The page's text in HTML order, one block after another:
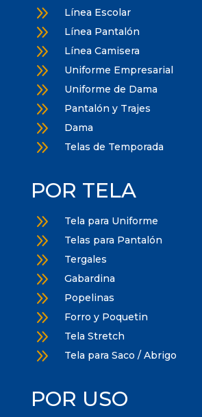
9 Línea Escolar
9 Línea Pantalón
9 Línea Camisera
9 Uniforme Empresarial
9 Uniforme de Dama
9 Pantalón y Trajes
9 Dama
9 Telas de Temporada
POR TELA
9 Tela para Uniforme
9 Telas para Pantalón
9 Tergales
9 Gabardina
9 Popelinas
9 Forro y Poquetin
9 Tela Stretch
9 Tela para Saco / Abrigo
POR USO